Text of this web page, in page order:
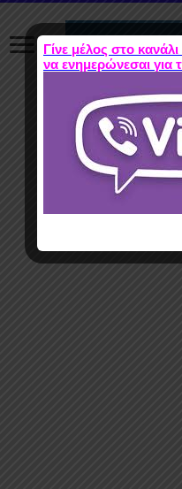
Γίνε μέλος στο
να ενημερώνεσαι για